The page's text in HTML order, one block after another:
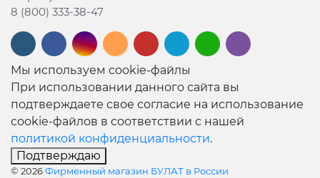
8 (800) 333-38-47
Мы используем cookie-файлы
При использовании данного сайта вы
подтверждаете свое согласие на использование
cookie-файлов в соответствии с нашей
политикой конфиденциальности.
Подтверждаю
© 2026Фирменный магазин БУЛАТ в России